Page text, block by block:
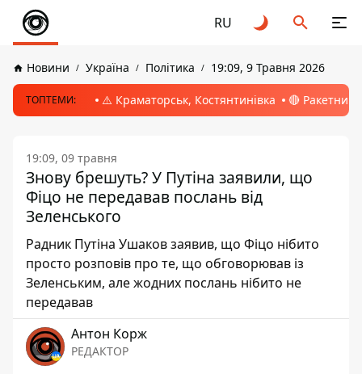
RU
Новини Україна Політика 19:09, 9 Травня 2026
ТОПТЕМИ: ⚠️ Краматорськ, Костянтинівка 🔴 Ракетний
19:09, 09 травня
Знову брешуть? У Путіна заявили, що
Фіцо не передавав послань від
Зеленського
Радник Путіна Ушаков заявив, що Фіцо нібито
просто розповів про те, що обговорював із
Зеленським, але жодних послань нібито не
передавав
Антон Корж
РЕДАКТОР